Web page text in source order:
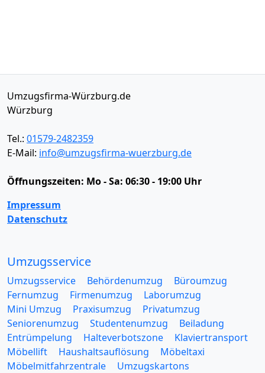
Umzugsfirma-Würzburg.de
Würzburg
Tel.: 01579-2482359
E-Mail: info@umzugsfirma-wuerzburg.de
Öffnungszeiten: Mo - Sa: 06:30 - 19:00 Uhr
Impressum
Datenschutz
Umzugsservice
Umzugsservice Behördenumzug
Büroumzug
Fernumzug
Firmenumzug
Laborumzug
Mini Umzug
Praxisumzug
Privatumzug
Seniorenumzug
Studentenumzug
Beiladung
Entrümpelung
Halteverbotszone
Klaviertransport
Möbellift
Haushaltsauflösung
Möbeltaxi
Möbelmitfahrzentrale
Umzugskartons